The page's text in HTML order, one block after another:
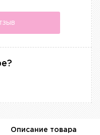
Описание товара